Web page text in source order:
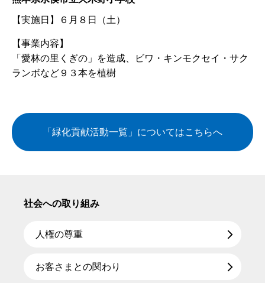
【実施日】 ６月８日（土）
【事業内容】
「愛林の里くぎの」を造成、ビワ・キンモクセイ・サク
ランボなど９３本を植樹
「緑化貢献活動一覧」についてはこちらへ
社会への取り組み
人権の尊重
お客さまとの関わり